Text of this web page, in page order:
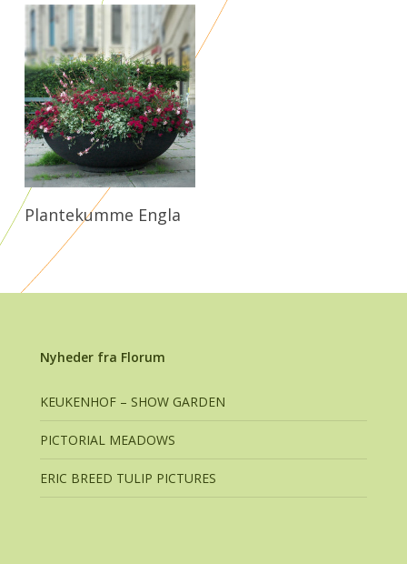
Læs Mere
Plantekumme Engla
Nyheder fra Florum
KEUKENHOF – SHOW GARDEN
PICTORIAL MEADOWS
ERIC BREED TULIP PICTURES